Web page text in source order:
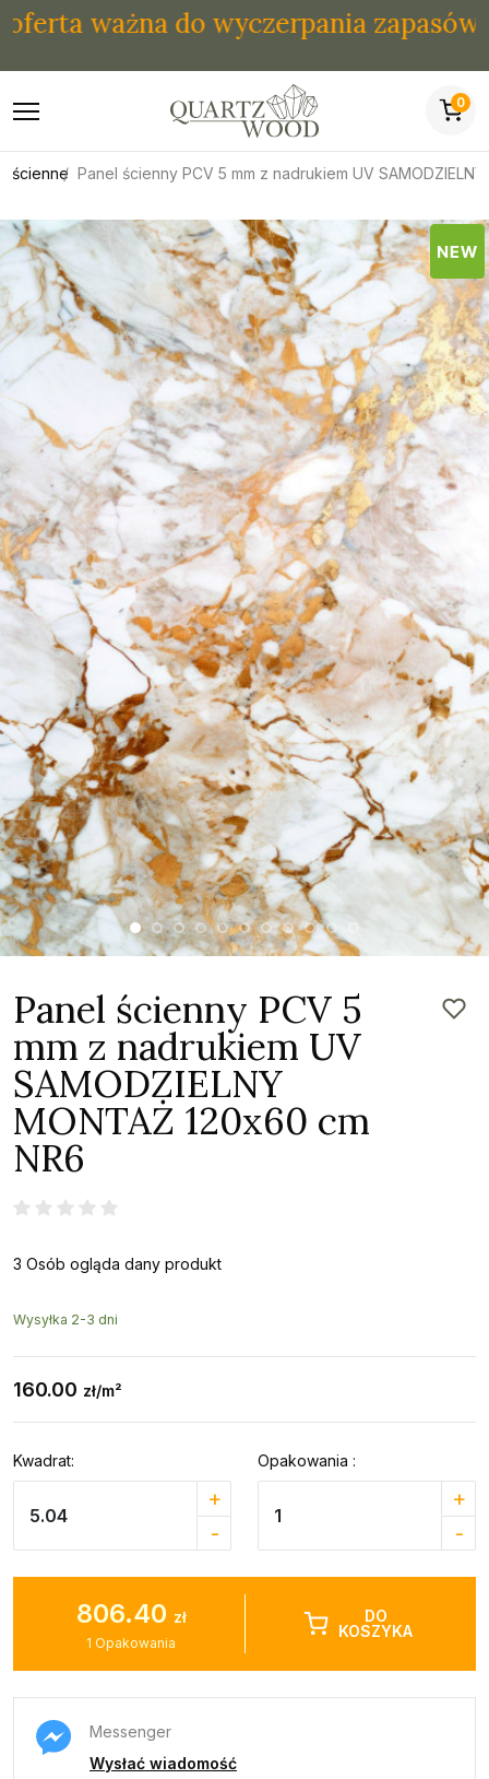
ważna do wyczerpania zapasów.
0
ścienne Panel ścienny PCV 5 mm z nadrukiem UV
Panel ścienny PCV 5
mm z nadrukiem UV
SAMODZIELNY
MONTAŻ 120x60 cm
NR6
3 Osób ogląda dany produkt
Wysyłka 2-3 dni
160.00 zł/m²
Kwadrat:
-
+
Opakowania :
-
+
806.40 zł
1 Opakowania
DO
KOSZYKA
Messenger
Wysłać wiadomość